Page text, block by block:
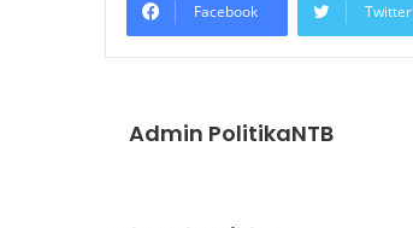
Facebook Twitter
Admin PolitikaNTB